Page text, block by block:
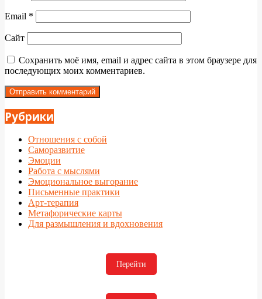
Email *
Сайт
Сохранить моё имя, email и адрес сайта в этом браузере для
последующих моих комментариев.
Рубрики
Отношения с собой
Саморазвитие
Эмоции
Работа с мыслями
Эмоциональное выгорание
Письменные практики
Арт-терапия
Метафорические карты
Для размышления и вдохновения
Перейти